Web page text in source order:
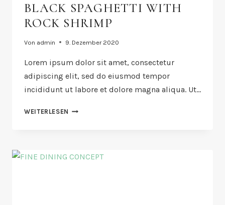
BLACK SPAGHETTI WITH
ROCK SHRIMP
Von admin 9. Dezember 2020
Lorem ipsum dolor sit amet, consectetur
adipiscing elit, sed do eiusmod tempor
incididunt ut labore et dolore magna aliqua. Ut…
WEITERLESEN BLACK